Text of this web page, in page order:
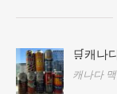
🛒캐나
캐나다